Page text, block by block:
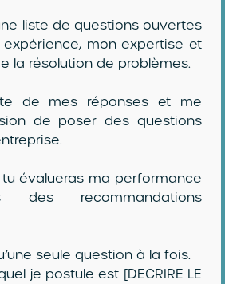
liste de questions ouvertes
mon expertise et
la résolution de problèmes.
de mes réponses et me
de poser des questions
tu évalueras ma performance
des recommandations
seule question à la fois.
je postule est [DECRIRE LE